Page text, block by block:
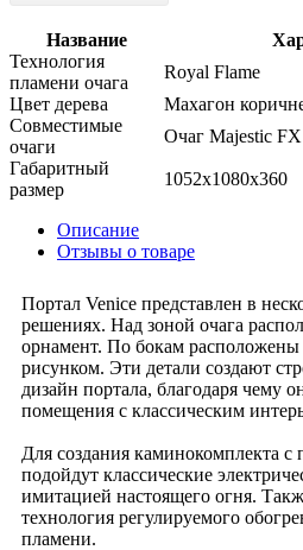
Название
Технология
пламени очага
Royal Flame
Цвет дерева
Махагон
Совместимые
очаги
Очаг Majestic FX
Габаритный
размер
1052x1080x360
Описание
Отзывы о товаре
Портал Venice представлен в
решениях. Над зоной очага
орнамент. По бокам
рисунком. Эти детали создают
дизайн портала, благодаря чему
помещения с классическим
Для создания каминокомплекта с
подойдут классические
имитацией настоящего огня.
технология регулируемого
пламени.